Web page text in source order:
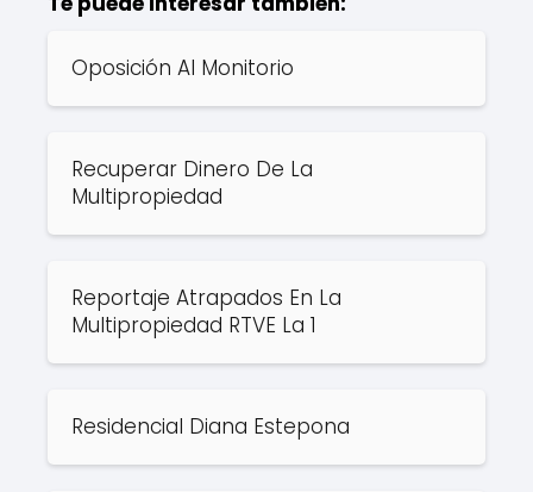
Oposición Al Monitorio
Recuperar Dinero De La
Multipropiedad
Reportaje Atrapados En La
Multipropiedad RTVE La 1
Residencial Diana Estepona